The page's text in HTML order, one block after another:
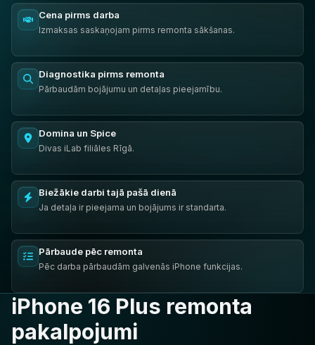
Cena pirms darba
Izmaksas saskaņojam pirms remonta sākšanas.
Diagnostika pirms remonta
Pārbaudām bojājumu un detaļas pieejamību.
Domina un Spice
Divas iLab filiāles Rīgā.
Biežākie darbi tajā pašā dienā
Ja detaļa ir pieejama un bojājums ir standarta.
Pārbaude pēc remonta
Pēc darba pārbaudām galvenās iPhone funkcijas.
iPhone 16 Plus remonta
pakalpojumi